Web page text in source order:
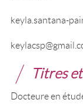
keyla.santana-
Titres
Docteure en